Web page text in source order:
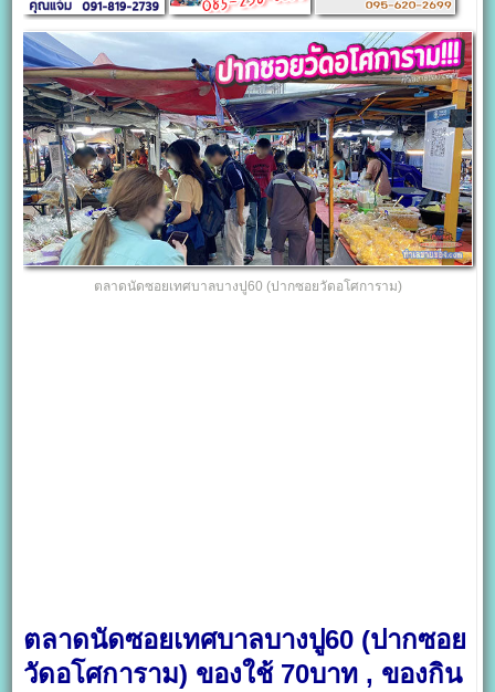
ตลาดนัดซอยเทศบาลบางปู60 (ปากซอยวัดอโศการาม)
ตลาดนัดซอยเทศบาลบางปู60 (ปากซอย
วัดอโศการาม) ของใช้ 70บาท , ของกิน